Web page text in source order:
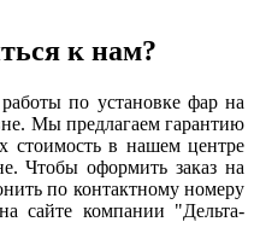
к нам?
по установке фар на
Мы предлагаем гарантию
стоимость в нашем центре
Чтобы оформить заказ на
по контактному номеру
сайте компании "Дельта-